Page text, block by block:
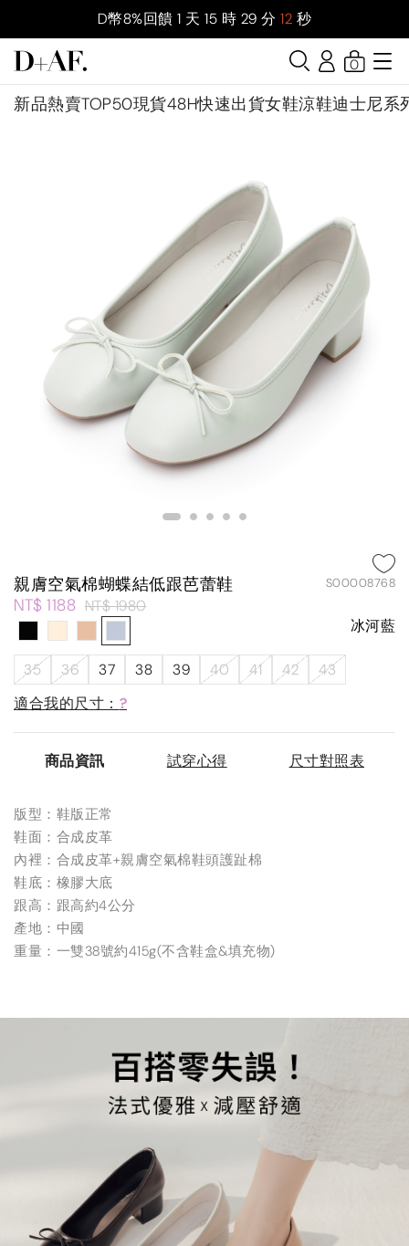
D幣8%回饋 1 天 15 時 29 分 11 秒
新品熱賣TOP50現貨48H快速出貨女鞋涼鞋迪士尼系
0
親膚空氣棉蝴蝶結低跟芭蕾鞋 S00008768
NT$ 1188 NT$ 1980
冰河藍
35 36 37 38 39 40 41 42
43
適合我的尺寸： ?
商品資訊 試穿心得 尺寸對照表
版型：鞋版正常
鞋面：合成皮革
內裡：合成皮革+親膚空氣棉鞋頭護趾棉
鞋底：橡膠大底
跟高：跟高約4公分
產地：中國
重量：一雙38號約415g(不含鞋盒&填充物)